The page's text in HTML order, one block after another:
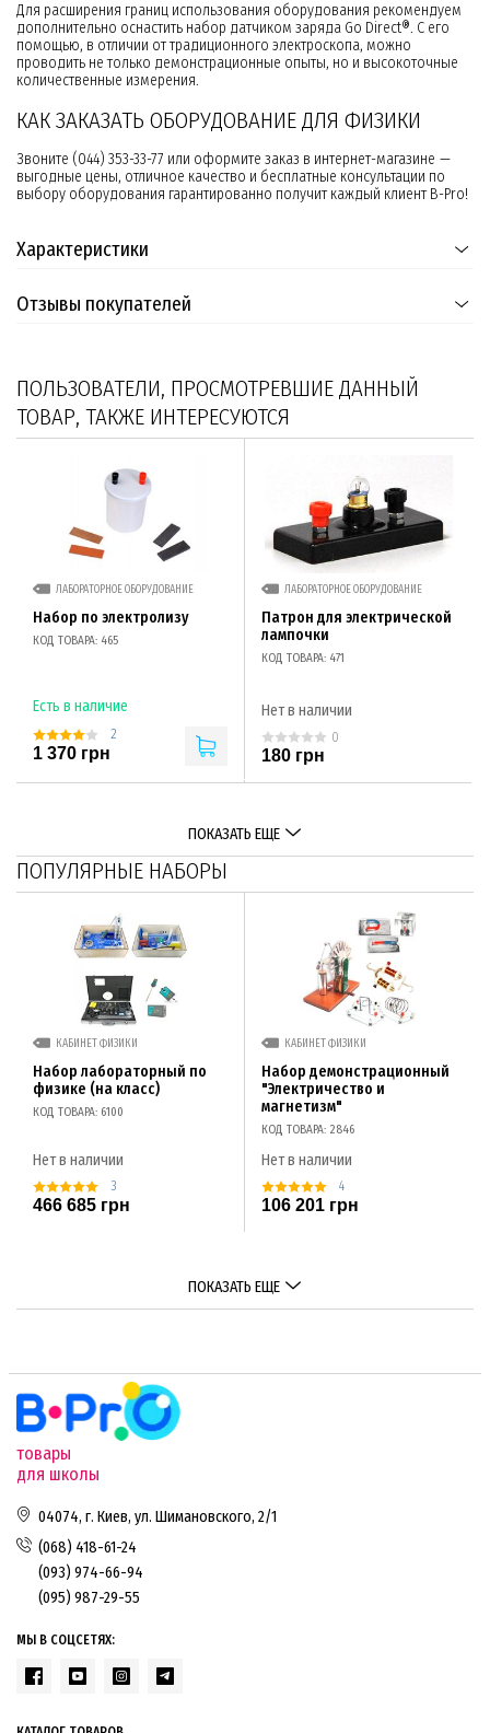
Для расширения границ использования оборудования рекомендуем
дополнительно оснастить набор датчиком заряда Go Direct®. С его
помощью, в отличии от традиционного электроскопа, можно
проводить не только демонстрационные опыты, но и высокоточные
количественные измерения.
КАК ЗАКАЗАТЬ ОБОРУДОВАНИЕ ДЛЯ ФИЗИКИ
Звоните (044) 353-33-77 или оформите заказ в интернет-магазине —
выгодные цены, отличное качество и бесплатные консультации по
выбору оборудования гарантированно получит каждый клиент B-Pro!
Характеристики
Отзывы покупателей
ПОЛЬЗОВАТЕЛИ, ПРОСМОТРЕВШИЕ ДАННЫЙ
ТОВАР, ТАКЖЕ ИНТЕРЕСУЮТСЯ
ЛАБОРАТОРНОЕ ОБОРУДОВАНИЕ
Набор по электролизу
КОД ТОВАРА: 465
Есть в наличие
2
1 370 грн
ЛАБОРАТОРНОЕ ОБОРУДОВАНИЕ
Патрон для электрической
лампочки
КОД ТОВАРА: 471
Нет в наличии
0
180 грн
ПОКАЗАТЬ ЕЩЕ
ПОПУЛЯРНЫЕ НАБОРЫ
КАБИНЕТ ФИЗИКИ
Набор лабораторный по
физике (на класс)
КОД ТОВАРА: 6100
Нет в наличии
3
466 685 грн
КАБИНЕТ ФИЗИКИ
Набор демонстрационный
"Электричество и
магнетизм"
КОД ТОВАРА: 2846
Нет в наличии
4
106 201 грн
ПОКАЗАТЬ ЕЩЕ
товары
для школы
04074, г. Киев, ул. Шимановского, 2/1
(068) 418-61-24
(093) 974-66-94
(095) 987-29-55
МЫ В СОЦСЕТЯХ: